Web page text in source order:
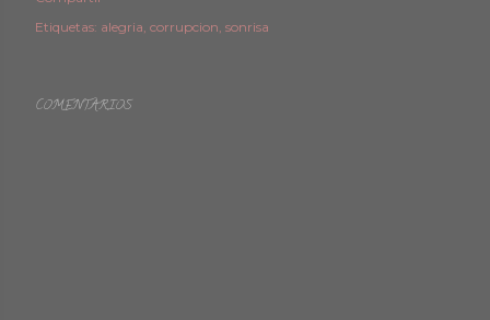
Etiquetas: alegria corrupcion sonrisa
COMENTARIOS